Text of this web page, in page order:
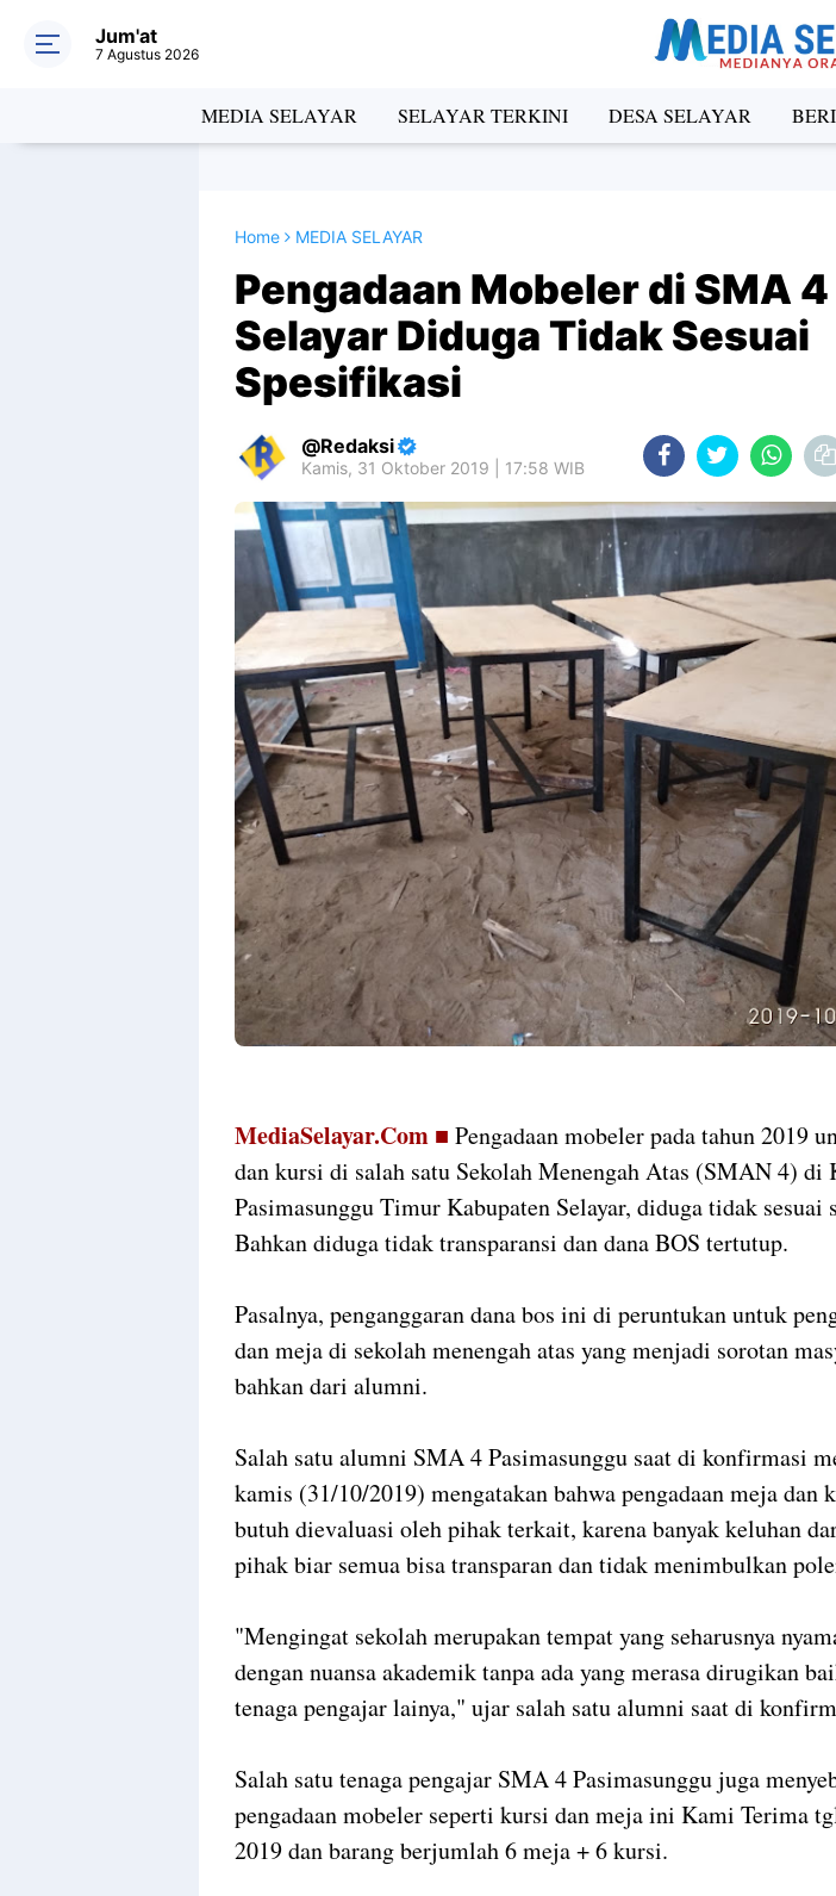
Jum'at
7 Agustus 2026
MEDIA SELAYAR SELAYAR TERKINI DESA SELAYAR
Home MEDIA SELAYAR
Pengadaan Mobeler di SMA 4
Selayar Diduga Tidak Sesuai
Spesifikasi
Redaksi
Kamis, 31 Oktober 2019 | 17:58 WIB
MediaSelayar.Com ■ Pengadaan mobeler pada tahun 2019
dan kursi di salah satu Sekolah Menengah Atas (SMAN 4) di
Pasimasunggu Timur Kabupaten Selayar, diduga tidak sesuai
Bahkan diduga tidak transparansi dan dana BOS tertutup.
Pasalnya, penganggaran dana bos ini di peruntukan untuk
dan meja di sekolah menengah atas yang menjadi sorotan
bahkan dari alumni.
Salah satu alumni SMA 4 Pasimasunggu saat di konfirmasi
kamis (31/10/2019) mengatakan bahwa pengadaan meja dan
butuh dievaluasi oleh pihak terkait, karena banyak keluhan
pihak biar semua bisa transparan dan tidak menimbulkan
"Mengingat sekolah merupakan tempat yang seharusnya
dengan nuansa akademik tanpa ada yang merasa dirugikan
tenaga pengajar lainya," ujar salah satu alumni saat di
Salah satu tenaga pengajar SMA 4 Pasimasunggu juga
pengadaan mobeler seperti kursi dan meja ini Kami Terima
2019 dan barang berjumlah 6 meja + 6 kursi.